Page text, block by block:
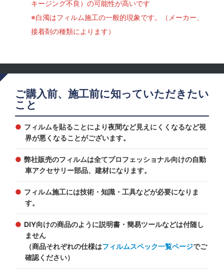
キージング不良）の可能性が高いです
※白濁はフィルム施工の一般的現象です。（メーカー、
接着剤の種類によります）
ご購入前、施工前に知っていただきたい
こと
フィルムを貼ることにより夜間など見えにくくなるなど視
界が悪くなることがございます。
弊社販売のフィルムは全てプロフェッショナル向けの自動
車アクセサリー部品、建材になります。
フィルム施工には技術・知識・工具などが必要になりま
す。
DIY向けの商品のように説明書・簡易ツールなどは付随し
ません
（商品それぞれの仕様はフィルムスペック一覧ページでご
確認ください）